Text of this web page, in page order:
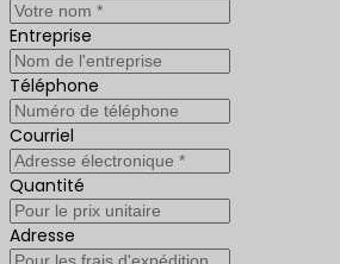
Entreprise
Téléphone
Courriel
Quantité
Adresse